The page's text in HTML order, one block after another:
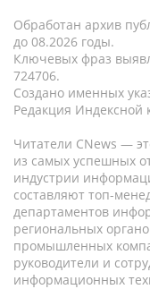
Обработан архив
до 08.2026 годы.
Ключевых фраз
724706.
Создано именных
Редакция Индексной
Читатели CNews —
из самых успешных
индустрии
составляют топ-
департаментов
региональных
промышленных
руководители и
информационных